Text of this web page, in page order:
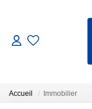
Accueil Immobilier